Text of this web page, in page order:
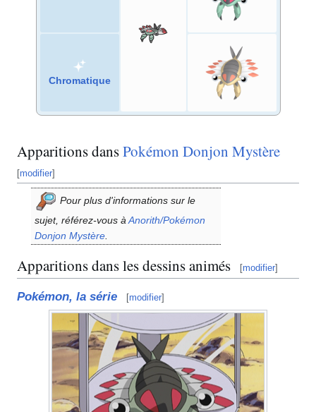
Chromatique
Apparitions dansPokémon Donjon Mystère
[modifier]
Pour plus d'informations sur le
sujet, référez-vous à Anorith/Pokémon
Donjon Mystère
Apparitions dans les dessins animés [modifier]
Pokémon, la série [modifier]